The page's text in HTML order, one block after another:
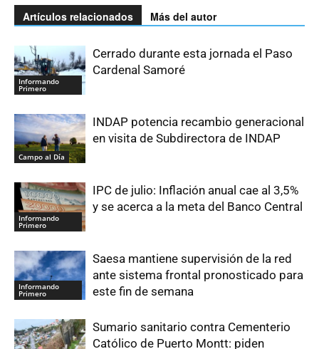
Artículos relacionados Más del autor
Informando
Primero
Cerrado durante esta jornada el Paso
Cardenal Samoré
Campo al Día
INDAP potencia recambio generacional
en visita de Subdirectora de INDAP
Informando
Primero
IPC de julio: Inflación anual cae al 3,5%
y se acerca a la meta del Banco Central
Informando
Primero
Saesa mantiene supervisión de la red
ante sistema frontal pronosticado para
este fin de semana
Sumario sanitario contra Cementerio
Católico de Puerto Montt: piden